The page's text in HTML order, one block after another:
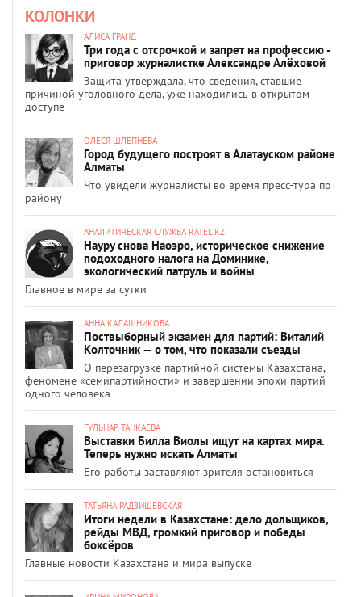
КОЛОНКИ
АЛИСА ГРАНД
Три года с отсрочкой и запрет на профессию -
приговор журналистке Александре Алёховой
Защита утверждала, что сведения, ставшие
причиной уголовного дела, уже находились в открытом
доступе
ОЛЕСЯ ШЛЕПНЕВА
Город будущего построят в Алатауском районе
Алматы
Что увидели журналисты во время пресс-тура по
району
АНАЛИТИЧЕСКАЯ СЛУЖБА RATEL.KZ
Науру снова Наоэро, историческое снижение
подоходного налога на Доминике,
экологический патруль и войны
Главное в мире за сутки
АННА КАЛАШНИКОВА
Поствыборный экзамен для партий: Виталий
Колточник — о том, что показали съезды
О перезагрузке партийной системы Казахстана,
феномене «семипартийности» и завершении эпохи партий
одного человека
ГУЛЬНАР ТАНКАЕВА
Выставки Билла Виолы ищут на картах мира.
Теперь нужно искать Алматы
Его работы заставляют зрителя остановиться
ТАТЬЯНА РАДЗИШЕВСКАЯ
Итоги недели в Казахстане: дело дольщиков,
рейды МВД, громкий приговор и победы
боксёров
Главные новости Казахстана и мира выпуске